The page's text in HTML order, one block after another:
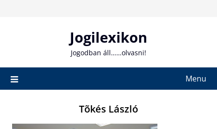
Jogilexikon
Jogodban áll……olvasni!
Menu
Tõkés László